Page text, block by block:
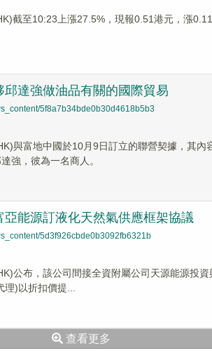
截至10:23上漲27.5%，現報0.51港元，漲
達強做油品有關的國際貿易
5f8a7b34bde0b30d4618b5b3
與富地中國於10月9日訂立的聯營契據，其
強，彼為一名商人。
能源訂液化天然氣供應框架協議
5d3f926cbde0b3092fb6321b
公布，該公司間接全資附屬公司天源能源投
)以折扣價提...
查看更多